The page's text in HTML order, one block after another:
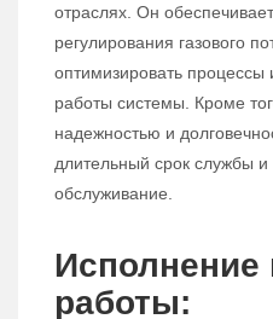
отраслях. Он
регулирования газового
оптимизировать
работы системы. Кроме
надежностью и
длительный срок службы
обслуживание.
Исполнение
работы: